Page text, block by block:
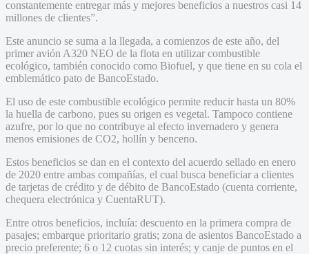
constantemente entregar más y mejores beneficios a nuestros casi 14
millones de clientes”.
Este anuncio se suma a la llegada, a comienzos de este año, del
primer avión A320 NEO de la flota en utilizar combustible
ecológico, también conocido como Biofuel, y que tiene en su cola el
emblemático pato de BancoEstado.
El uso de este combustible ecológico permite reducir hasta un 80%
la huella de carbono, pues su origen es vegetal. Tampoco contiene
azufre, por lo que no contribuye al efecto invernadero y genera
menos emisiones de CO2, hollín y benceno.
Estos beneficios se dan en el contexto del acuerdo sellado en enero
de 2020 entre ambas compañías, el cual busca beneficiar a clientes
de tarjetas de crédito y de débito de BancoEstado (cuenta corriente,
chequera electrónica y CuentaRUT).
Entre otros beneficios, incluía: descuento en la primera compra de
pasajes; embarque prioritario gratis; zona de asientos BancoEstado a
precio preferente; 6 o 12 cuotas sin interés; y canje de puntos en el